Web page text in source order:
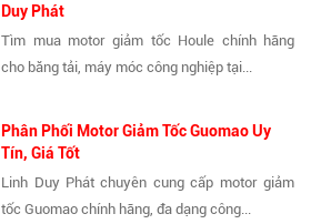
Duy Phát
Tìm mua motor giảm tốc Houle chính hãng
cho băng tải, máy móc công nghiệp tại...
Phân Phối Motor Giảm Tốc Guomao Uy
Tín, Giá Tốt
Linh Duy Phát chuyên cung cấp motor giảm
tốc Guomao chính hãng, đa dạng công...